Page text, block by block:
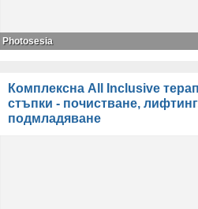
Photosesia
Комплексна All Inclusive
стъпки - почистване,
подмладяване